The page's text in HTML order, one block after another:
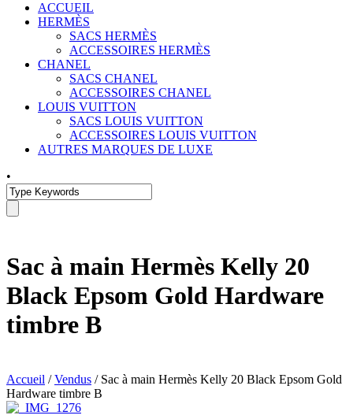
ACCUEIL
HERMÈS
SACS HERMÈS
ACCESSOIRES HERMÈS
CHANEL
SACS CHANEL
ACCESSOIRES CHANEL
LOUIS VUITTON
SACS LOUIS VUITTON
ACCESSOIRES LOUIS VUITTON
AUTRES MARQUES DE LUXE
•
Sac à main Hermès Kelly 20
Black Epsom Gold Hardware
timbre B
Accueil /Vendus / Sac à main Hermès Kelly 20 Black Epsom Gold
Hardware timbre B